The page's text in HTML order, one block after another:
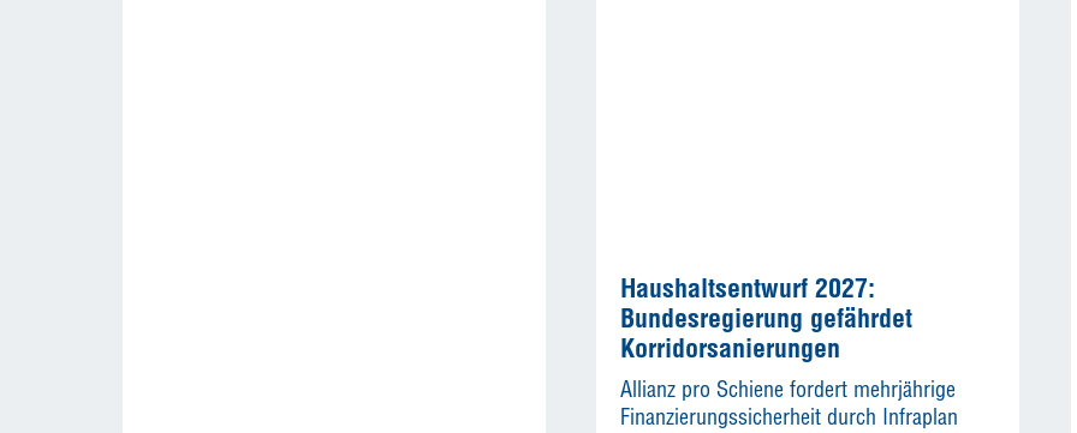
Haushaltsentwurf 2027:
Bundesregierung gefährdet
Korridorsanierungen
Allianz pro Schiene fordert mehrjährige
Finanzierungssicherheit durch Infraplan